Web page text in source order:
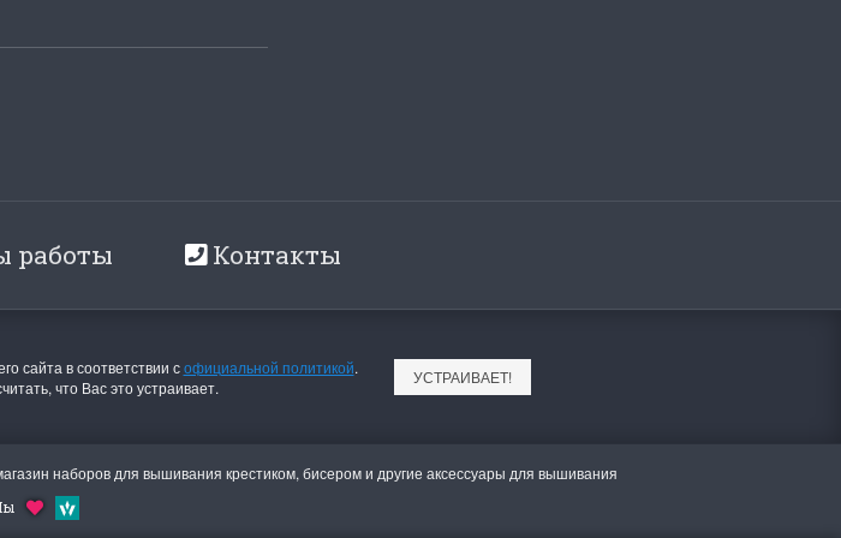
Хороший набор
работы Контакты
сайта в соответствии софициальной политикой.
что Вас это устраивает.
УСТРАИВАЕТ!
наборов для вышивания крестиком, бисером и другие аксессуары для вышивания